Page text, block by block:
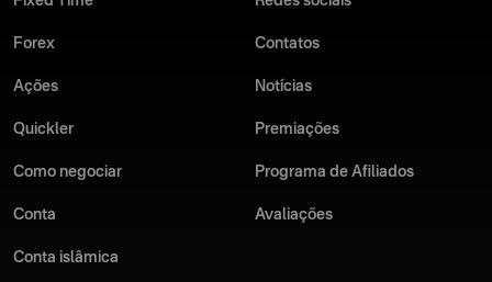
Forex
Ações
Quickler
Como negociar
Conta
Conta islâmica
Contatos
Notícias
Premiações
Programa de Afiliados
Avaliações